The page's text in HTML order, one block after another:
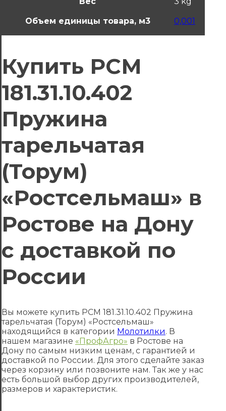
Объем единицы товара, м3 0,001
Купить РСМ
181.31.10.402
Пружина
тарельчатая
(Торум)
«Ростсельмаш» в
Ростове на Дону
с доставкой по
России
Вы можете купить РСМ 181.31.10.402 Пружина
тарельчатая (Торум) «Ростсельмаш»
находящийся в категории Молотилки. В
нашем магазине «ПрофАгро» в Ростове на
Дону по самым низким ценам, с гарантией и
доставкой по России. Для этого сделайте заказ
через корзину или позвоните нам. Так же у нас
есть большой выбор других производителей,
размеров и характеристик.